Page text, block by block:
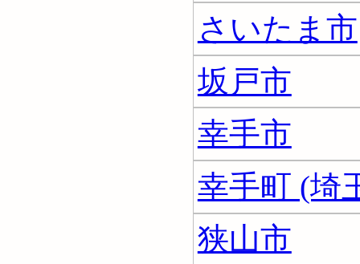
さいたま市
坂戸市
幸手市
幸手町 (埼
狭山市